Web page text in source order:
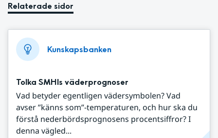
Relaterade sidor
Kunskapsbanken
Tolka SMHIs väderprognoser
Vad betyder egentligen vädersymbolen? Vad
avser ”känns som”-temperaturen, och hur ska du
förstå nederbördsprognosens procentsiffror? I
denna vägled...